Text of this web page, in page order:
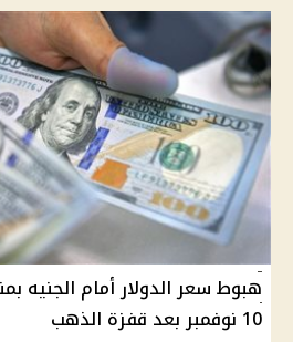
هبوط سعر الدولار أمام الجنيه
10 نوفمبر بعد قفزة الذهب